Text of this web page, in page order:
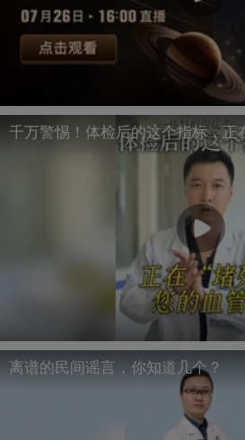
千万警惕！体检后的这个指标，正
离谱的民间谣言，你知道几个？